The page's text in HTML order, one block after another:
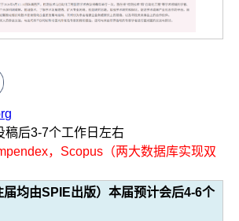
稿后3-7个工作日左右
，Scopus（两大数据库实现双
届均由SPIE出版）本届预计会后4-6个